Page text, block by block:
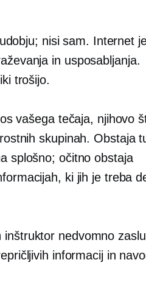
nisi sam. Internet
in usposabljanja.
trošijo.
vašega tečaja, njihovo
skupinah. Obstaja
splošno; očitno obstaja
ki jih je treba
inštruktor nedvomno
informacij in